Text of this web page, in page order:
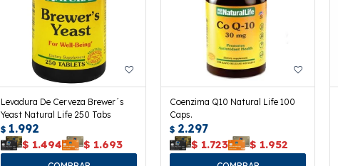
Levadura De Cerveza Brewer´s
Yeast Natural Life 250 Tabs
$ 1.992
$ 1.494 $ 1.693
Coenzima Q10 Natural Life 100
Caps.
$ 2.297
$ 1.723 $ 1.952